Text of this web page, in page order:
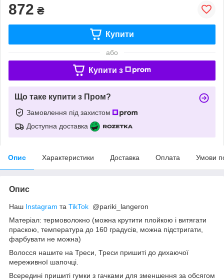
872 ₴
Купити
або
Купити з
Що таке купити з Пром?
Замовлення під захистом
Доступна доставка
Опис Характеристики Доставка Оплата Умови
Опис
Наш Instagram та TikTok @pariki_langeron
Матеріал: термоволокно (можна крутити плойкою і витягати
праскою, температура до 160 градусів, можна підстригати,
фарбувати не можна)
Волосся нашите на Треси, Треси пришиті до дихаючої
мереживної шапочці.
Всередині пришиті гумки з гачками для зменшення за обсягом